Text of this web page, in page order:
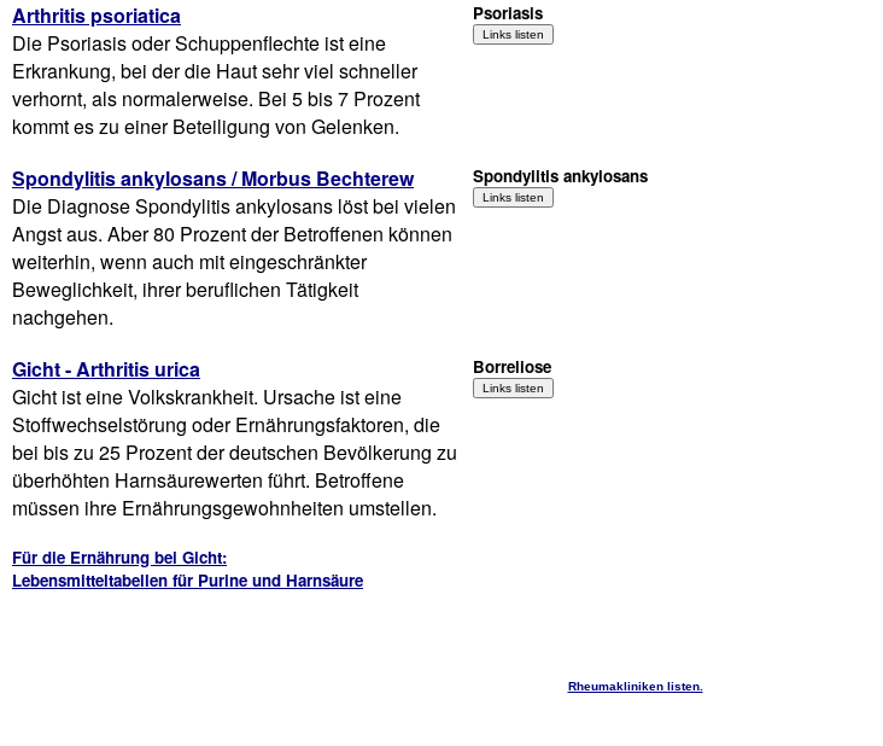
Arthritis psoriatica
Die Psoriasis oder Schuppenflechte ist eine
Erkrankung, bei der die Haut sehr viel schneller
verhornt, als normalerweise. Bei 5 bis 7 Prozent
kommt es zu einer Beteiligung von Gelenken.
Psoriasis
Spondylitis ankylosans / Morbus Bechterew
Die Diagnose Spondylitis ankylosans löst bei vielen
Angst aus. Aber 80 Prozent der Betroffenen können
weiterhin, wenn auch mit eingeschränkter
Beweglichkeit, ihrer beruflichen Tätigkeit
nachgehen.
Spondylitis ankylosans
Gicht - Arthritis urica
Gicht ist eine Volkskrankheit. Ursache ist eine
Stoffwechselstörung oder Ernährungsfaktoren, die
bei bis zu 25 Prozent der deutschen Bevölkerung zu
überhöhten Harnsäurewerten führt. Betroffene
müssen ihre Ernährungsgewohnheiten umstellen.
Borreliose
Für die Ernährung bei Gicht:
Lebensmitteltabellen für Purine und Harnsäure
Rheumakliniken listen.